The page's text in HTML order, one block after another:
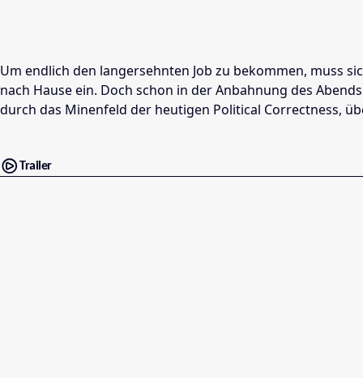
Um endlich den langersehnten Job zu bekommen, muss
nach Hause ein. Doch schon in der Anbahnung des
durch das Minenfeld der heutigen Political Correctness,
Trailer